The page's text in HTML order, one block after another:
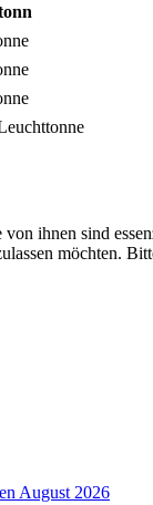
August 2026
ihnen sind
möchten.